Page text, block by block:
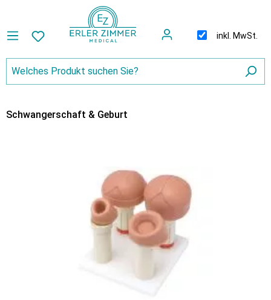
inkl. MwSt.
Schwangerschaft & Geburt